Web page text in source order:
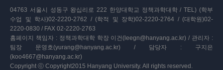
04763 서울시 성동구 왕십리로 222 한양대학교 정책과학대학 / TEL) (학부
수업 및 학사)02-2220-2762 / (학적 및 장학)02-2220-2764 / (대학원)02-
2220-0830 / FAX 02-2220-2763
홈페이지 책임자 : 정책과학대학 학장 이건(leegn@hanyang.ac.kr) / 관리자 :
팀장 문영호(yurang@hanyang.ac.kr) / 담당자 : 구지은
(koo4667@hanyang.ac.kr)
Copyright ⓒ Copyright2015 Hanyang University. All rights reserved.